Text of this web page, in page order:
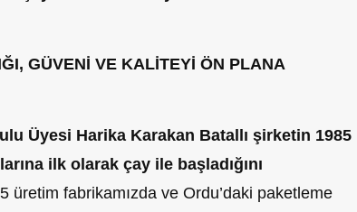
GÜVENİ VE KALİTEYİ ÖN PLANA
Üyesi Harika Karakan Batallı şirketin 1985
ilk olarak çay ile başladığını
5 üretim fabrikamızda ve Ordu’daki paketleme